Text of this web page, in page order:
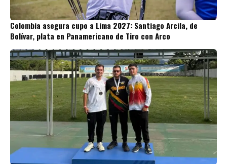
Colombia asegura cupo a Lima 2027: Santiago Arcila, de
Bolívar, plata en Panamericano de Tiro con Arco